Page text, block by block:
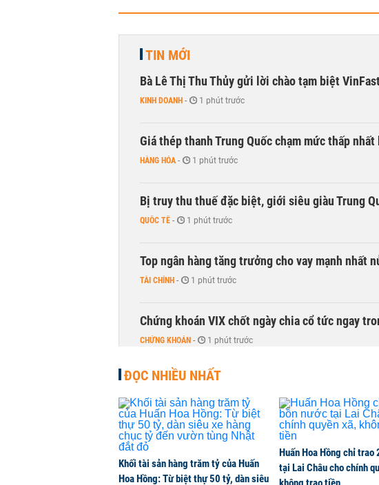
TIN MỚI
Bà Lê Thị Thu Thủy gửi lời chào tạm biệt
KINH DOANH - 1 phút trước
Giá thép thanh Trung Quốc chạm mức thấp
HÀNG HÓA - 1 phút trước
Bị truy thu thuế đặc biệt, giới siêu giàu Trung
QUỐC TẾ - 1 phút trước
Top ngân hàng tăng trưởng cho vay mạnh nhất
TÀI CHÍNH - 1 phút trước
Chứng khoán VIX chốt ngày chia cổ tức ngay
CHỨNG KHOÁN - 1 phút trước
DMX hút gần 700 tỷ đồng vốn ngoại trong phiên
CHỨNG KHOÁN - 1 phút trước
Chuyên gia Phạm Xuân Hoè chỉ ra 6 nguyên
còn 'tắc nghẽn'
THỜI SỰ - 1 phút trước
ĐỌC NHIỀU NHẤT
Khối tài sản hàng trăm tỷ của Huấn
Hoa Hồng: Từ biệt thự 50 tỷ, dàn siêu
Huấn Hoa Hồng chỉ trao
tại Lai Châu cho chính